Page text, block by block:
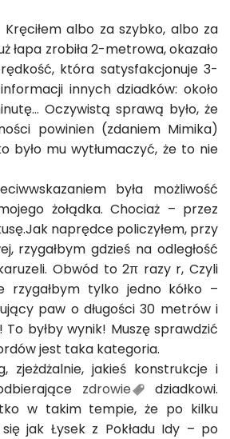
Kręciłem albo za szybko, albo za
łapa zrobiła 2-metrowa, okazało
która satysfakcjonuje 3-
innych dziadków: około
Oczywistą sprawą było, że
powinien (zdaniem Mimika)
było mu wytłumaczyć, że to nie
była możliwość
żołądka. Chociaż – przez
naprędce policzyłem, przy
rzygałbym gdzieś na odległość
Obwód to 2π razy r, Czyli
rzygałbym tylko jedno kółko –
paw o długości 30 metrów i
byłby wynik! Muszę sprawdzić
jest taka kategoria.
zjeżdżalnie, jakieś konstrukcje i
zdrowie
dziadkowi.
w takim tempie, że po kilku
jak Łysek z Pokładu Idy – po